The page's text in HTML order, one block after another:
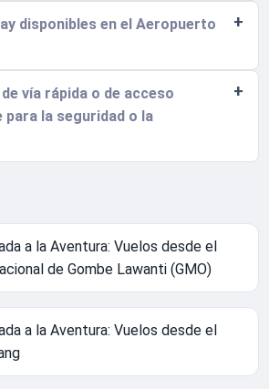
disponibles en el Aeropuerto
vía rápida o de acceso
para la seguridad o la
a la Aventura: Vuelos desde el
de Gombe Lawanti (GMO)
a la Aventura: Vuelos desde el